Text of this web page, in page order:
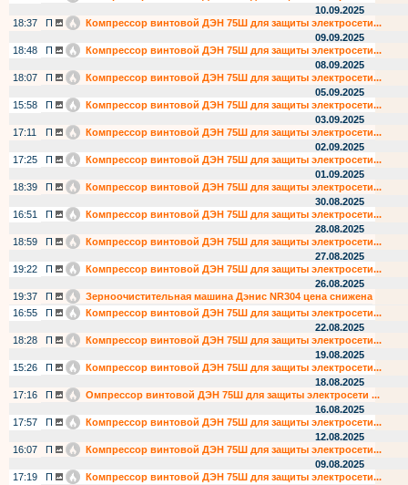
10.09.2025
18:37
П
Компрессор винтовой ДЭН 75Ш для защиты электросети...
09.09.2025
18:48
П
Компрессор винтовой ДЭН 75Ш для защиты электросети...
08.09.2025
18:07
П
Компрессор винтовой ДЭН 75Ш для защиты электросети...
05.09.2025
15:58
П
Компрессор винтовой ДЭН 75Ш для защиты электросети...
03.09.2025
17:11
П
Компрессор винтовой ДЭН 75Ш для защиты электросети...
02.09.2025
17:25
П
Компрессор винтовой ДЭН 75Ш для защиты электросети...
01.09.2025
18:39
П
Компрессор винтовой ДЭН 75Ш для защиты электросети...
30.08.2025
16:51
П
Компрессор винтовой ДЭН 75Ш для защиты электросети...
28.08.2025
18:59
П
Компрессор винтовой ДЭН 75Ш для защиты электросети...
27.08.2025
19:22
П
Компрессор винтовой ДЭН 75Ш для защиты электросети...
26.08.2025
19:37
П
Зерноочистительная машина Дэнис NR304 цена снижена
16:55
П
Компрессор винтовой ДЭН 75Ш для защиты электросети...
22.08.2025
18:28
П
Компрессор винтовой ДЭН 75Ш для защиты электросети...
19.08.2025
15:26
П
Компрессор винтовой ДЭН 75Ш для защиты электросети...
18.08.2025
17:16
П
Омпрессор винтовой ДЭН 75Ш для защиты электросети ...
16.08.2025
17:57
П
Компрессор винтовой ДЭН 75Ш для защиты электросети...
12.08.2025
16:07
П
Компрессор винтовой ДЭН 75Ш для защиты электросети...
09.08.2025
17:19
П
Компрессор винтовой ДЭН 75Ш для защиты электросети...